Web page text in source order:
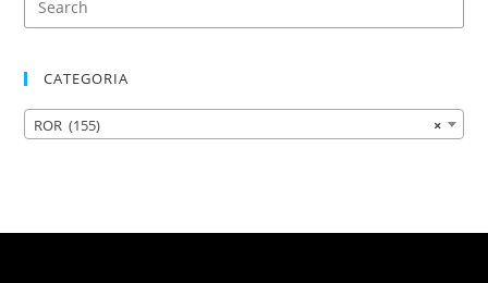
CATEGORIA
×
ROR (155)